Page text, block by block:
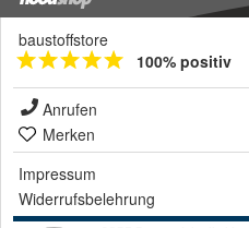
baustoffstore
100% positiv
Anrufen
Merken
Impressum
Widerrufsbelehrung